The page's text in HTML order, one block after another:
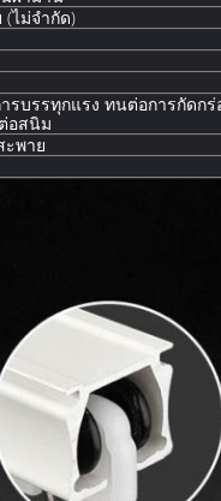
(ไม่จํากัด)
บรรทุกแรง ทนต่อการกัดก
อสนิม
ะพาย